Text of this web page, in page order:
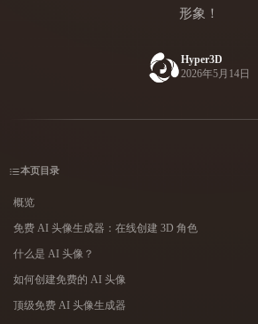
AI 图像重混
AI 纹理生成器
AI HDRI 生成器
研究
Game
NFT Creation
VR/AR
Metaverse
形象！
Hyper3D
2026年5月14日
本页目录
概览
免费 AI 头像生成器：在线创建 3D 角色
什么是 AI 头像？
如何创建免费的 AI 头像
顶级免费 AI 头像生成器